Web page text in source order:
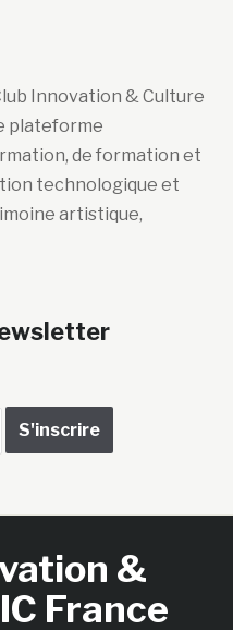
Innovation & Culture
plateforme
de formation et
technologique et
artistique,
&
France